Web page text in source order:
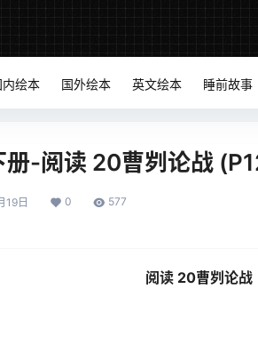
内绘本 国外绘本 英文绘本 睡前故事
册-阅读 20曹刿论战
19日 0 577
阅读 20曹刿论战